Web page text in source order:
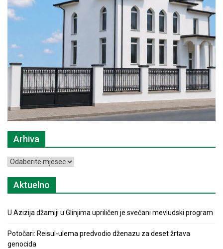
Arhiva
Arhiva
Aktuelno
U Azizija džamiji u Glinjima upriličen je svečani mevludski program
Potočari: Reisul-ulema predvodio dženazu za deset žrtava
genocida